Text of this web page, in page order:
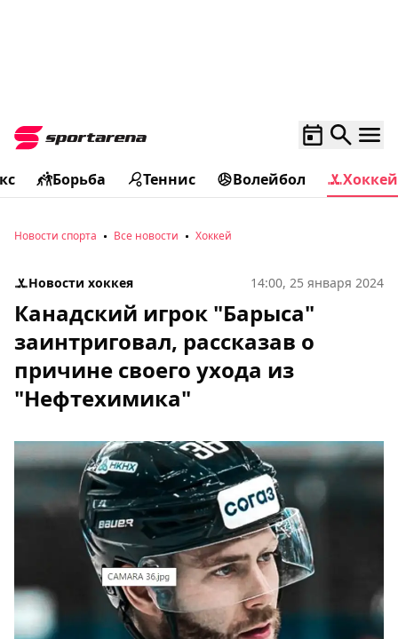
Борьба Теннис Волейбол Хоккей
Новости спорта Все новости Хоккей
Новости хоккея 14:00, 25 января 2024
Канадский игрок "Барыса"
заинтриговал, рассказав о
причине своего ухода из
"Нефтехимика"